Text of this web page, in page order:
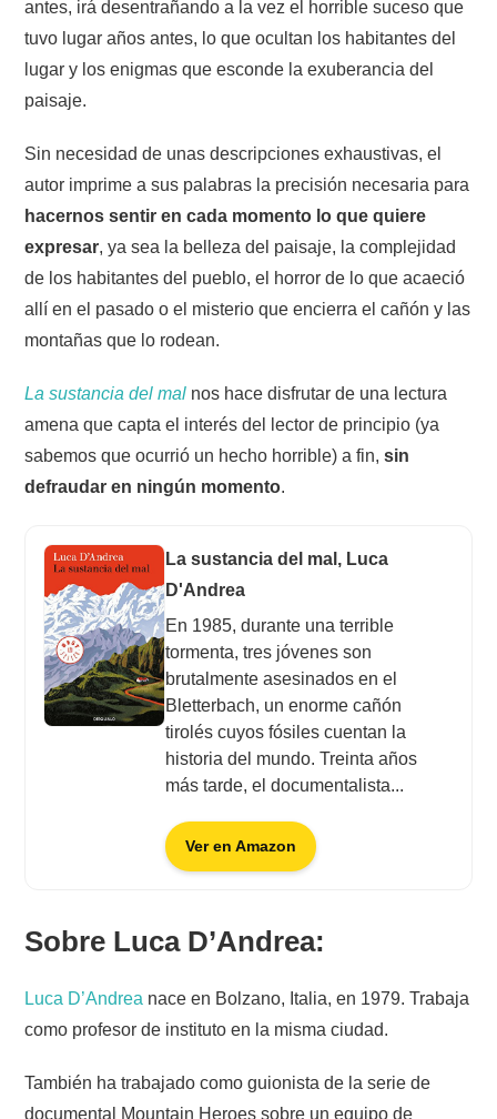
antes, irá desentrañando a la vez el horrible suceso que
tuvo lugar años antes, lo que ocultan los habitantes del
lugar y los enigmas que esconde la exuberancia del
paisaje.
Sin necesidad de unas descripciones exhaustivas, el
autor imprime a sus palabras la precisión necesaria para
hacernos sentir en cada momento lo que quiere
expresar, ya sea la belleza del paisaje, la complejidad
de los habitantes del pueblo, el horror de lo que acaeció
allí en el pasado o el misterio que encierra el cañón y las
montañas que lo rodean.
La sustancia del mal nos hace disfrutar de una lectura
amena que capta el interés del lector de principio (ya
sabemos que ocurrió un hecho horrible) a fin,sin
defraudar en ningún momento.
La sustancia del mal, Luca
D'Andrea
En 1985, durante una terrible
tormenta, tres jóvenes son
brutalmente asesinados en el
Bletterbach, un enorme cañón
tirolés cuyos fósiles cuentan la
historia del mundo. Treinta años
más tarde, el documentalista...
Ver en Amazon
Sobre Luca D’Andrea:
Luca D’Andrea nace en Bolzano, Italia, en 1979. Trabaja
como profesor de instituto en la misma ciudad.
También ha trabajado como guionista de la serie de
documental Mountain Heroes sobre un equipo de